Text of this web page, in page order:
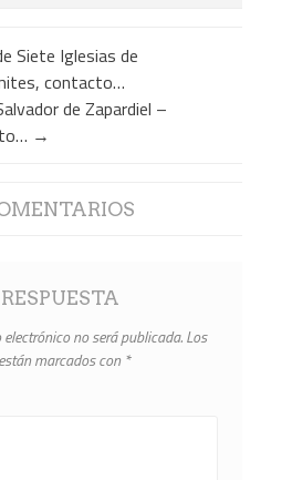
Siete Iglesias de
contacto…
de Zapardiel –
→
electrónico no será publicada.Los
marcados con *